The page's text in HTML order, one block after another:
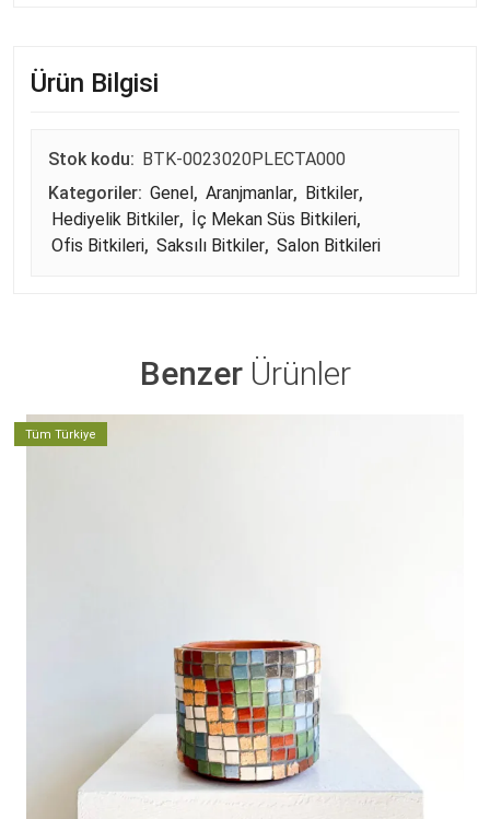
Ürün Bilgisi
Stok kodu: BTK-0023020PLECTA000
Kategoriler: Genel, Aranjmanlar, Bitkiler,
Hediyelik Bitkiler, İç Mekan Süs Bitkileri,
Ofis Bitkileri, Saksılı Bitkiler, Salon Bitkileri
BenzerÜrünler
Tüm Türkiye